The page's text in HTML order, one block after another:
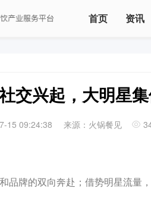
首页 资讯
交兴起，大明星
15 09:24:38 来源：火锅餐见
品牌的双向奔赴；借势明星流量